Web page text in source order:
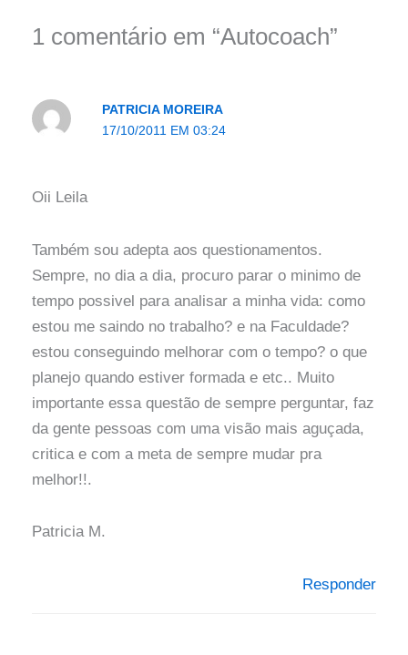
1 comentário em “Autocoach”
PATRICIA MOREIRA
17/10/2011 EM 03:24
Oii Leila
Também sou adepta aos questionamentos.
Sempre, no dia a dia, procuro parar o minimo de
tempo possivel para analisar a minha vida: como
estou me saindo no trabalho? e na Faculdade?
estou conseguindo melhorar com o tempo? o que
planejo quando estiver formada e etc.. Muito
importante essa questão de sempre perguntar, faz
da gente pessoas com uma visão mais aguçada,
critica e com a meta de sempre mudar pra
melhor!!.
Patricia M.
Responder